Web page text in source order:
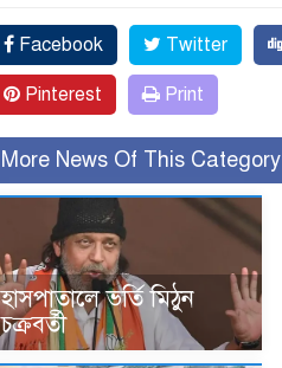
Facebook Twitter
Pinterest Print
More News Of This Category
হাসপাতালে ভর্তি মিঠুন
চক্রবর্তী